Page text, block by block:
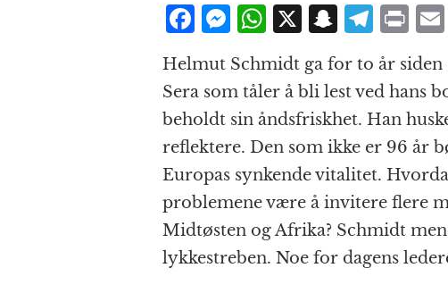
F
c
e
b
o
o
k
M
e
ss
e
n
g
e
r
W
h
at
s
A
p
p
X S
a
p
c
h
at
T
el
e
g
r
a
m
P
ri
n
t
Helmut Schmidt ga for to år
Sera som tåler å bli lest ved hans
beholdt sin åndsfriskhet. Han
reflektere. Den som ikke er 96 år
Europas synkende vitalitet.
problemene være å invitere flere
Midtøsten og Afrika? Schmidt
lykkestreben. Noe for dagens